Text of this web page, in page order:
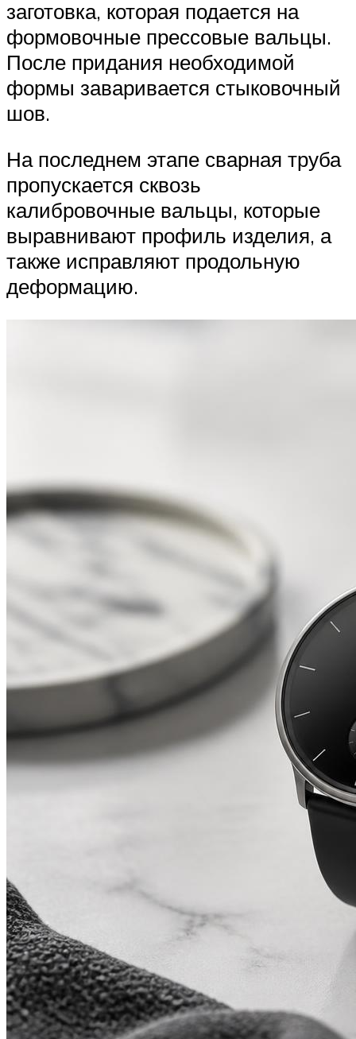
заготовка, которая подается на
формовочные прессовые вальцы.
После придания необходимой
формы заваривается стыковочный
шов.
На последнем этапе сварная труба
пропускается сквозь
калибровочные вальцы, которые
выравнивают профиль изделия, а
также исправляют продольную
деформацию.